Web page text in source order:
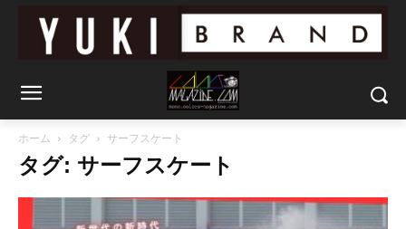
ホーム タグ サーフスケート
タグ: サーフスケート